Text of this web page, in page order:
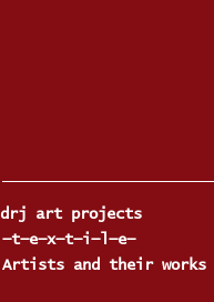
drj art projects
—t—e—x—t—i—l—e—
Artists and their works